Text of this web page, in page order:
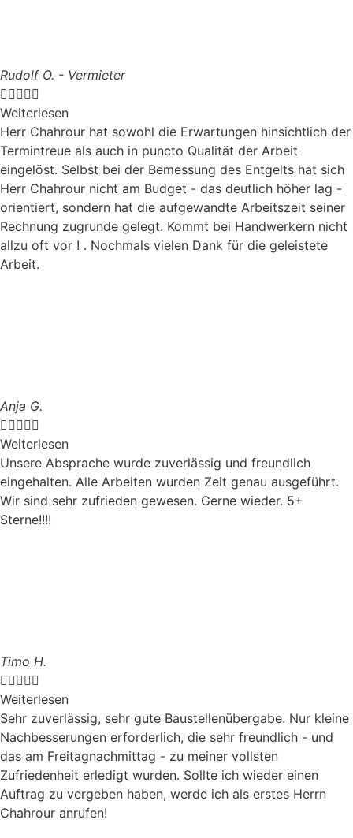
Rudolf O. - Vermieter

Weiterlesen
Herr Chahrour hat sowohl die Erwartungen hinsichtlich der
Termintreue als auch in puncto Qualität der Arbeit
eingelöst. Selbst bei der Bemessung des Entgelts hat sich
Herr Chahrour nicht am Budget - das deutlich höher lag -
orientiert, sondern hat die aufgewandte Arbeitszeit seiner
Rechnung zugrunde gelegt. Kommt bei Handwerkern nicht
allzu oft vor ! . Nochmals vielen Dank für die geleistete
Arbeit.
Anja G.

Weiterlesen
Unsere Absprache wurde zuverlässig und freundlich
eingehalten. Alle Arbeiten wurden Zeit genau ausgeführt.
Wir sind sehr zufrieden gewesen. Gerne wieder. 5+
Sterne!!!!
Timo H.

Weiterlesen
Sehr zuverlässig, sehr gute Baustellenübergabe. Nur kleine
Nachbesserungen erforderlich, die sehr freundlich - und
das am Freitagnachmittag - zu meiner vollsten
Zufriedenheit erledigt wurden. Sollte ich wieder einen
Auftrag zu vergeben haben, werde ich als erstes Herrn
Chahrour anrufen!